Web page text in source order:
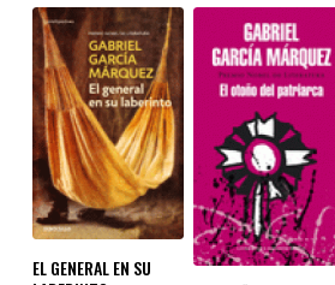
EL GENERAL EN SU